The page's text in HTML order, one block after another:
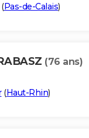
Pas-de-Calais)
(76 ans)
(Haut-Rhin)